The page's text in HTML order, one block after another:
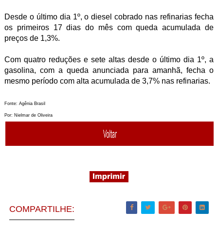
Desde o último dia 1º, o diesel cobrado nas refinarias fecha
os primeiros 17 dias do mês com queda acumulada de
preços de 1,3%.
Com quatro reduções e sete altas desde o último dia 1º, a
gasolina, com a queda anunciada para amanhã, fecha o
mesmo período com alta acumulada de 3,7% nas refinarias.
Fonte: Agênia Brasil
Por: Nielmar de Oliveira
COMPARTILHE: